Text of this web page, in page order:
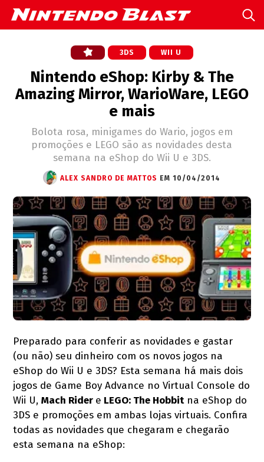
3DS WII U
Nintendo eShop: Kirby & The
Amazing Mirror, WarioWare, LEGO
e mais
Bolota rosa, minigames do Wario, jogos em
promoções e LEGO são as novidades desta
semana na eShop do Wii U e 3DS.
ALEX SANDRO DE MATTOS EM 10/04/2014
Preparado para conferir as novidades e gastar
(ou não) seu dinheiro com os novos jogos na
eShop do Wii U e 3DS? Esta semana há mais dois
jogos de Game Boy Advance no Virtual Console do
Wii U,Mach Rider e LEGO: The Hobbitna eShop do
3DS e promoções em ambas lojas virtuais. Confira
todas as novidades que chegaram e chegarão
esta semana na eShop: